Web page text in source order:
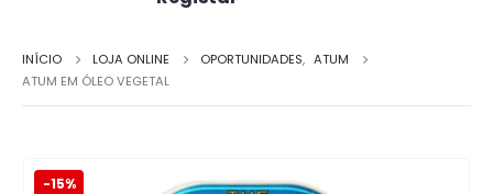
INÍCIO LOJA ONLINE OPORTUNIDADES, ATUM
ATUM EM ÓLEO VEGETAL
-15%